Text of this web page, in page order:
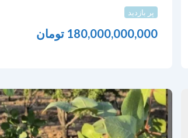
پر بازدید
180,000,000,000 تومان